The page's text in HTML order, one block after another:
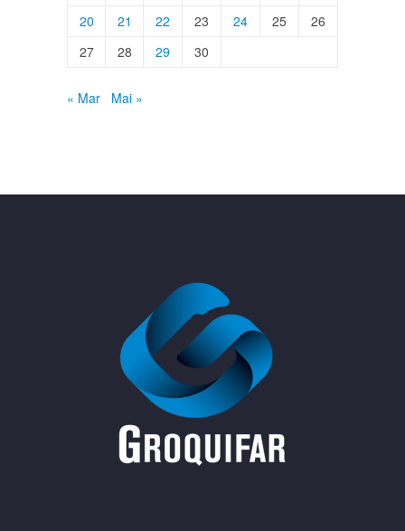
20
21 22 23 24 25
26
27
28 29 30
« Mar Mai »